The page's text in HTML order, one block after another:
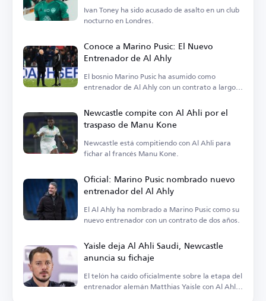
Ivan Toney ha sido acusado de asalto en un club
nocturno en Londres.
Conoce a Marino Pusic: El Nuevo
Entrenador de Al Ahly
El bosnio Marino Pusic ha asumido como
entrenador de Al Ahly con un contrato a largo
Newcastle compite con Al Ahli por el
traspaso de Manu Kone
Newcastle está compitiendo con Al Ahli para
fichar al francés Manu Kone.
Oficial: Marino Pusic nombrado nuevo
entrenador del Al Ahly
El Al Ahly ha nombrado a Marino Pusic como su
nuevo entrenador con un contrato de dos años.
Yaisle deja Al Ahli Saudi, Newcastle
anuncia su fichaje
El telón ha caído oficialmente sobre la etapa del
entrenador alemán Matthias Yaisle con Al Ahli